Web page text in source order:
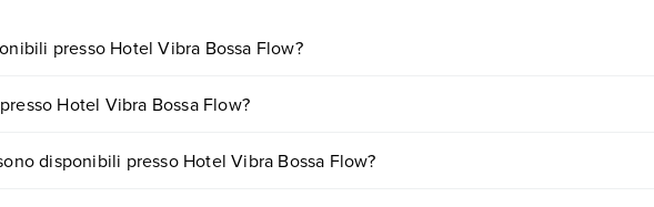
presso Hotel Vibra Bossa Flow?
appuntamento.
Hotel Vibra Bossa Flow?
disponibili presso Hotel Vibra Bossa Flow?